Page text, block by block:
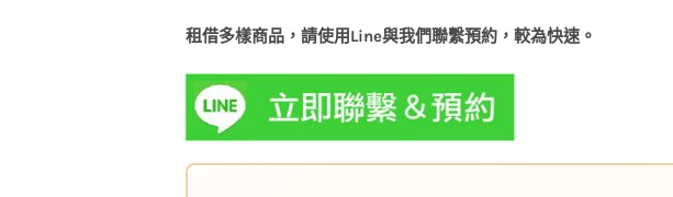
租借多樣商品，請使用Line與我們聯繫預約，較為快速。